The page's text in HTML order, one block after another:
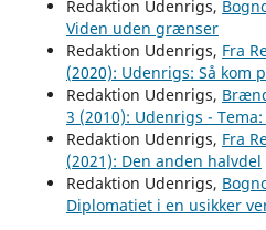
Redaktion Udenrigs,
Viden uden grænser
Redaktion Udenrigs, Fra
(2020): Udenrigs: Så kom
Redaktion Udenrigs,
3 (2010): Udenrigs -
Redaktion Udenrigs, Fra
(2021): Den anden halvdel
Redaktion Udenrigs,
Diplomatiet i en usikker